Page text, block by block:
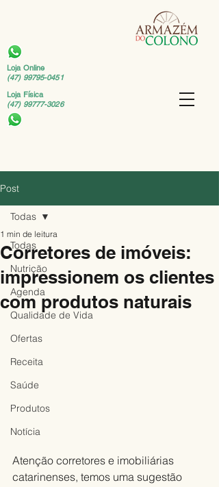
Loja Física
(47) 99777-3026
Loja Online
(47) 99795-0451
Post
Todas
Nutrição
Agenda
Qualidade de Vida
Ofertas
Receita
Saúde
Produtos
Notícia
Todas
Corretores de imóveis:
impressionem os clientes
com produtos naturais
1 min de leitura
Atenção corretores e imobiliárias
catarinenses, temos uma sugestão